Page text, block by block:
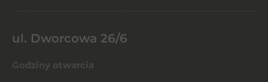
ul. Dworcowa 26/6
Godziny otwarcia